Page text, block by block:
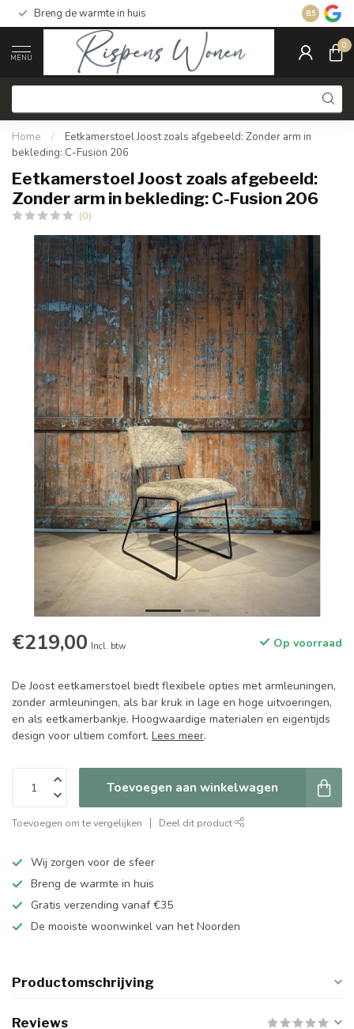
Breng de warmte in huis Gratis
8.5
MENU
0
Home /
Eetkamerstoel Joost zoals afgebeeld: Zonder arm in
bekleding: C-Fusion 206
Eetkamerstoel Joost zoals afgebeeld:
Zonder arm in bekleding: C-Fusion 206
(0)
€219,00 Incl. btw Op voorraad
De Joost eetkamerstoel biedt flexibele opties met armleuningen,
zonder armleuningen, als bar kruk in lage en hoge uitvoeringen,
en als eetkamerbankje. Hoogwaardige materialen en eigentijds
design voor ultiem comfort. Lees meer.
Toevoegen aan winkelwagen
Toevoegen om te vergelijken Deel dit product
Wij zorgen voor de sfeer
Breng de warmte in huis
Gratis verzending vanaf €35
De mooiste woonwinkel van het Noorden
Productomschrijving
Reviews